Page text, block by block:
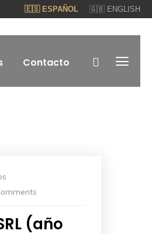
🇪🇸 ESPAÑOL 🇬🇧 ENGLISH
Contacto
(año